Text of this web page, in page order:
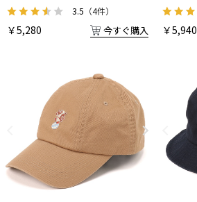
3.5 （4件）
￥5,280 今すぐ購入 ￥5,940